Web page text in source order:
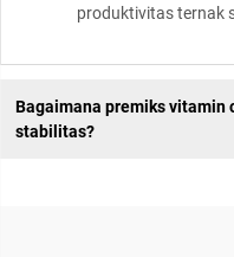
produktivitas ternak
Bagaimana premiks vitamin
stabilitas?